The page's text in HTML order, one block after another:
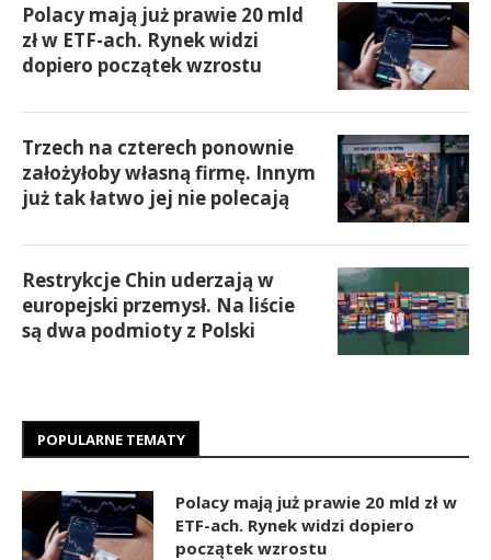
Polacy mają już prawie 20 mld
zł w ETF-ach. Rynek widzi
dopiero początek wzrostu
Trzech na czterech ponownie
założyłoby własną firmę. Innym
już tak łatwo jej nie polecają
Restrykcje Chin uderzają w
europejski przemysł. Na liście
są dwa podmioty z Polski
POPULARNE TEMATY
Polacy mają już prawie 20 mld zł w
ETF-ach. Rynek widzi dopiero
początek wzrostu